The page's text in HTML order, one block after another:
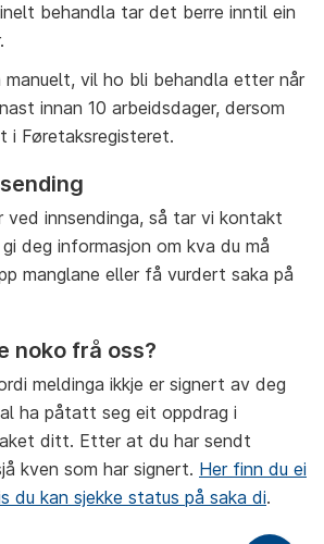
behandla tar det berre inntil ein
manuelt, vil ho bli behandla etter når
innan 10 arbeidsdager, dersom
i Føretaksregisteret.
ved innsendinga, så tar vi kontakt
deg informasjon om kva du må
manglane eller få vurdert saka på
noko frå oss?
meldinga ikkje er signert av deg
ha påtatt seg eit oppdrag i
ditt. Etter at du har sendt
kven som har signert. Her finn du ei
du kan sjekke status på saka di.